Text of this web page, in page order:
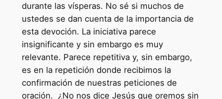
durante las vísperas. No sé si muchos de
ustedes se dan cuenta de la importancia de
esta devoción. La iniciativa parece
insignificante y sin embargo es muy
relevante. Parece repetitiva y, sin embargo,
es en la repetición donde recibimos la
confirmación de nuestras peticiones de
oración. ¿No nos dice Jesús que oremos sin